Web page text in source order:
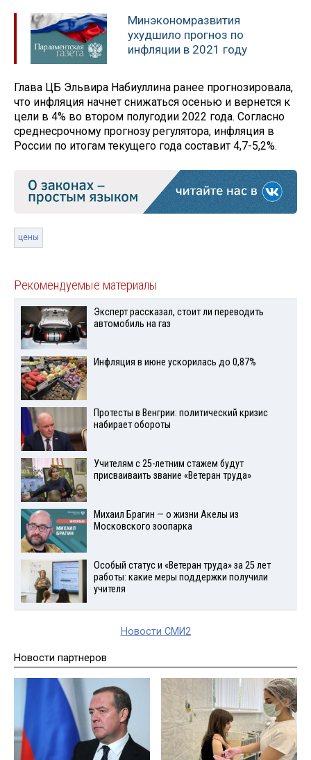
Минэкономразвития
ухудшило прогноз по
инфляции в 2021 году
Глава ЦБ Эльвира Набиуллина ранее прогнозировала,
что инфляция начнет снижаться осенью и вернется к
цели в 4% во втором полугодии 2022 года. Согласно
среднесрочному прогнозу регулятора, инфляция в
России по итогам текущего года составит 4,7-5,2%.
цены
Рекомендуемые материалы
Эксперт рассказал, стоит ли переводить
автомобиль на газ
Инфляция в июне ускорилась до 0,87%
Протесты в Венгрии: политический кризис
набирает обороты
Учителям с 25-летним стажем будут
присваиваить звание «Ветеран труда»
Михаил Брагин — о жизни Акелы из
Московского зоопарка
Особый статус и «Ветеран труда» за 25 лет
работы: какие меры поддержки получили
учителя
Новости СМИ2
Новости партнеров